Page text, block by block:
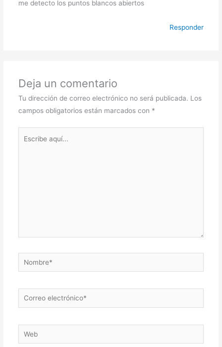
me detecto los puntos blancos abiertos
Responder
Deja un comentario
Tu dirección de correo electrónico no será publicada. Los
campos obligatorios están marcados con *
Nombre*
Correo
electrónico*
Web